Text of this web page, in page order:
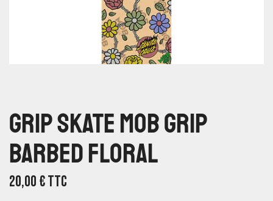
Grip Skate Mob Grip
Barbed Floral
20,00€TTC